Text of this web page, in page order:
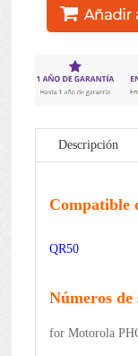
Descripción
Compatible
QR50
Números de
for Motorola